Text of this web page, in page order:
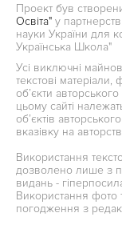
Проект був
Освіта" у
науки України для
Українська Школа"
Усі виключні
текстові
об’єкти
цьому сайті
об’єктів
вказівку на
Використання
дозволено лише з
видань -
Використання фото
погодження з